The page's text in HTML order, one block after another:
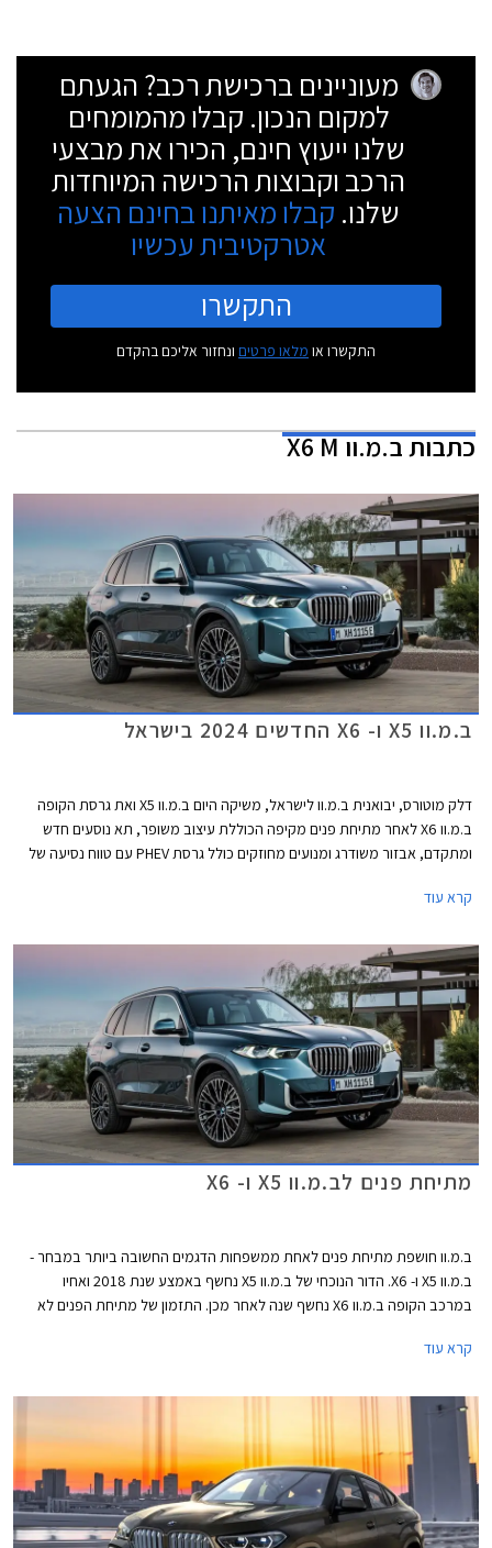
מעוניינים ברכישת רכב? הגעתם
למקום הנכון. קבלו מהמומחים
שלנו ייעוץ חינם, הכירו את מבצעי
הרכב וקבוצות הרכישה המיוחדות
שלנו. קבלו מאיתנו בחינם הצעה
אטרקטיבית עכשיו
התקשרו
התקשרו או מלאו פרטים ונחזור אליכם בהקדם
כתבותב.מ.וו X6 M
ב.מ.וו X5 ו- X6 החדשים 2024 בישראל
דלק מוטורס, יבואנית ב.מ.וו לישראל, משיקה היום ב.מ.וו X5 ואת גרסת הקופה
ב.מ.וו X6 לאחר מתיחת פנים מקיפה הכוללת עיצוב משופר, תא נוסעים חדש
ומתקדם, אבזור משודרג ומנועים מחוזקים כולל גרסת PHEV עם טווח נסיעה של
קופה, אאודי Q7 ו- Q8, וג'נסיס GV80 אשר קיבל לאחרונה גרסת קופה.
קרא עוד
מתיחת פנים לב.מ.וו X5 ו- X6
ב.מ.וו חושפת מתיחת פנים לאחת ממשפחות הדגמים החשובה ביותר במבחר -
ב.מ.וו X5 ו- X6. הדור הנוכחי של ב.מ.וו X5 נחשף באמצע שנת 2018 ואחיו
במרכב הקופה ב.מ.וו X6 נחשף שנה לאחר מכן. התזמון של מתיחת הפנים לא
המיוצרת במפעל דדונג הסיני אותו מפעילה ב.מ.וו בשיתוף פעולה עם קונצרן
בריליאנס הסיני.
קרא עוד